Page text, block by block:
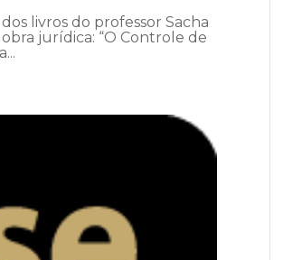
livros do professor Sacha
jurídica: “O Controle de